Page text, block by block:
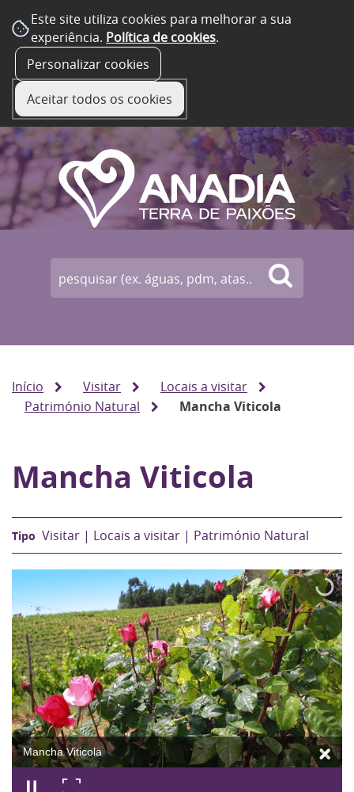
Este site utiliza cookies para melhorar a sua
experiência. Política de cookies.
Personalizar cookies
Aceitar todos os cookies
Início Visitar
Locais a visitar
Património Natural
Mancha Viticola
Mancha Viticola
Visitar | Locais a visitar | Património Natural
Mancha Viticola